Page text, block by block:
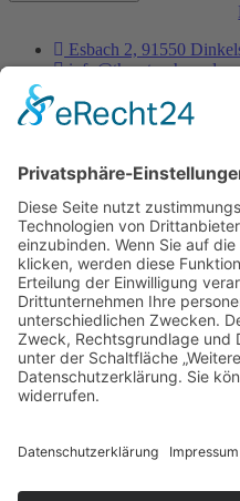
Esbach 2, 91550
info@thorsten-hess.de
Unternehmen
Impressum
Datenschutz
Dienstleistungen
Kontakt
Es ist nie zu spät, sein
Asche aufzusteigen um
- Thorsten Hess
Copyright © 2023 All rights
Auf die Warteliste